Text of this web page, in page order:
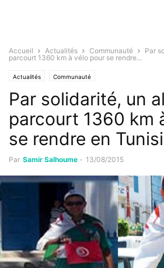
Accueil Actualités Communauté
Par
parcourt 1360 km à vélo pour se rendre...
Actualités Communauté
Par solidarité, un
parcourt 1360 km
se rendre en
Par Samir Salhoume - 13/08/2015